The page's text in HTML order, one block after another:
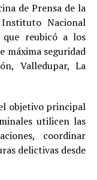
de Prensa de la
Nacional
que reubicó a los
máxima seguridad
Valledupar, La
objetivo principal
utilicen las
coordinar
delictivas desde